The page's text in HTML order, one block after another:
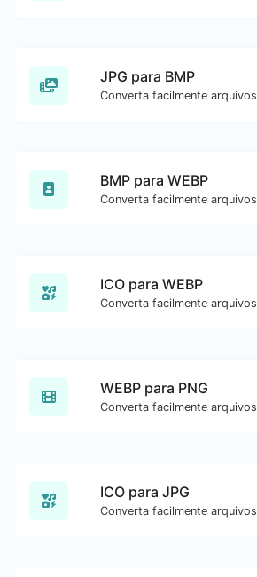
JPG para BMP
BMP para WEBP
ICO para WEBP
WEBP para PNG
ICO para JPG